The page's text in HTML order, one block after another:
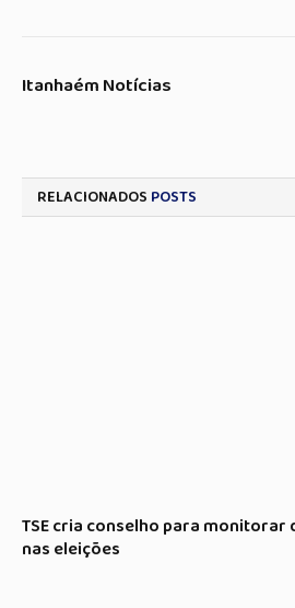
Itanhaém Notícias
RELACIONADOS POSTS
TSE cria conselho para monitorar
nas eleições